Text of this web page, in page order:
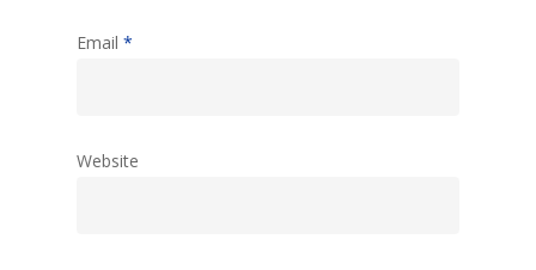
Email *
Website